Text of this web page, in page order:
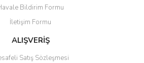
bulunuyor.
daha pahalı.
alternatifler olmalı.
Bildirim Formu
İletişim Formu
ALIŞVERİŞ
Satış Sözleşmesi